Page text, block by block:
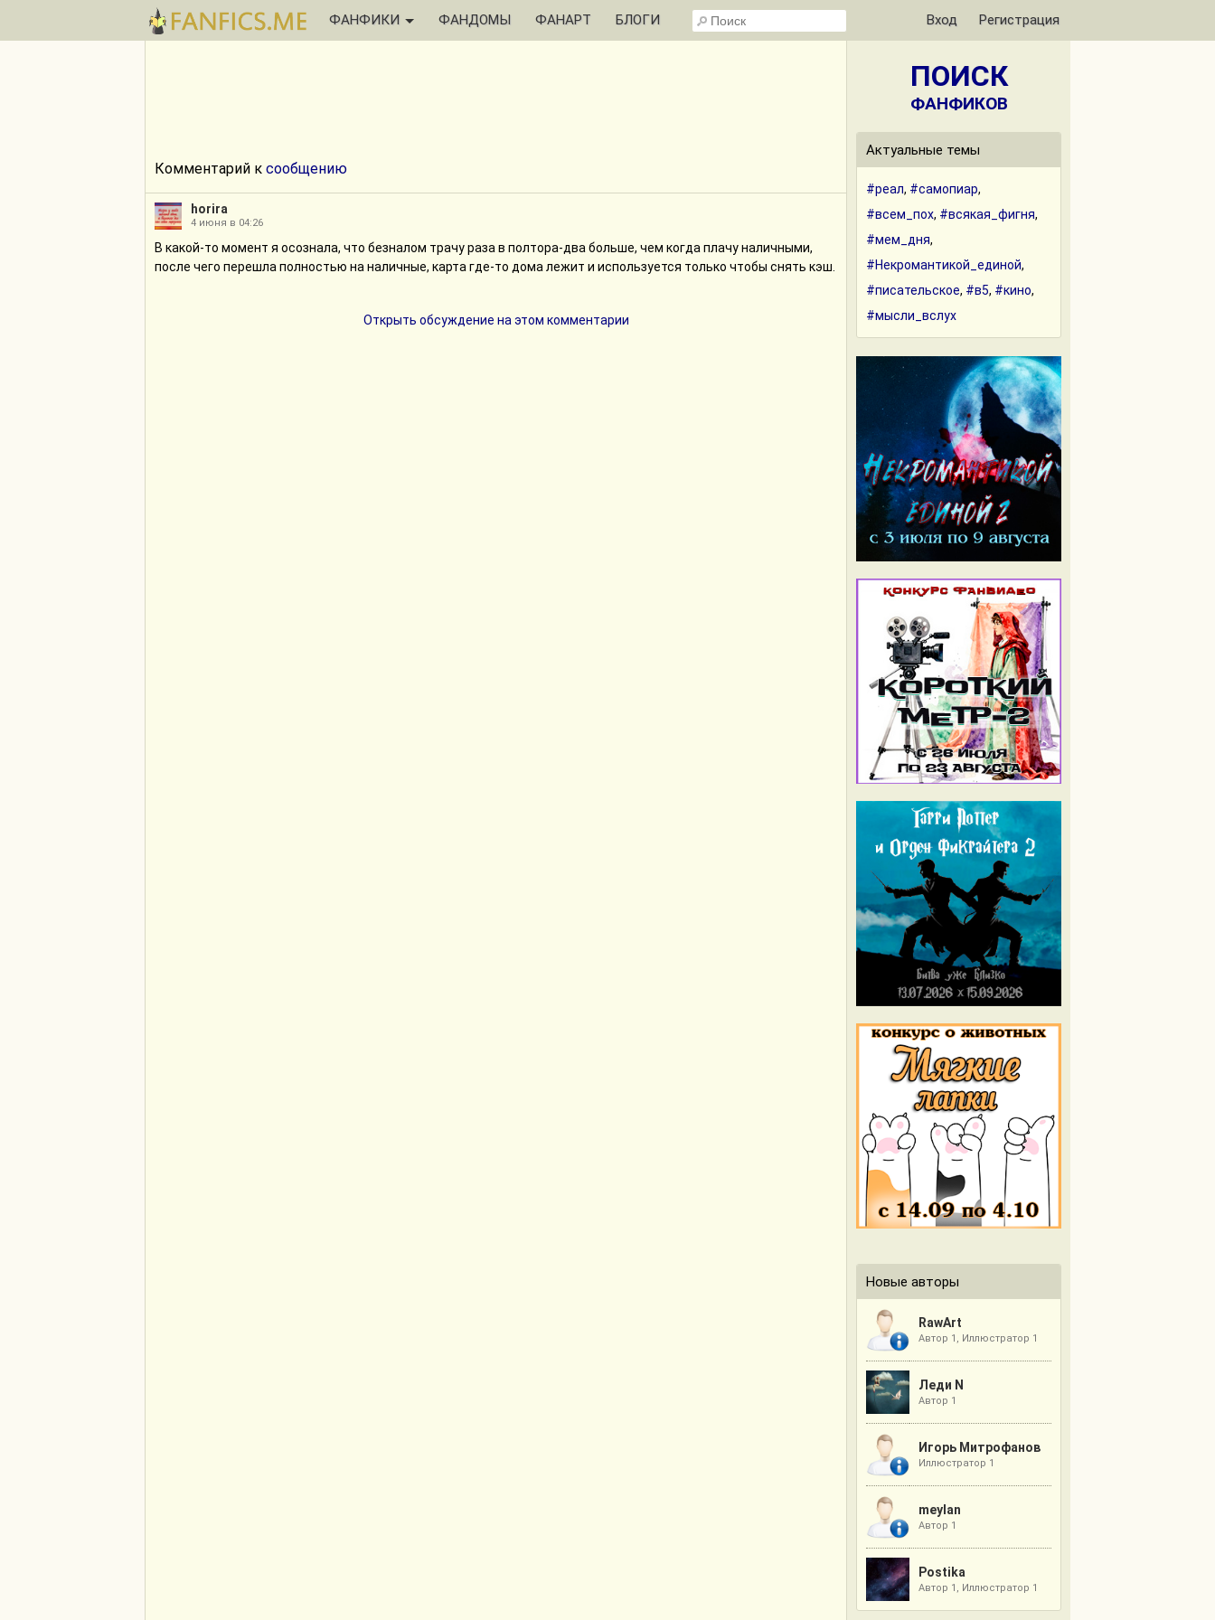
ФАНФИКИ ФАНДОМЫ ФАНАРТ БЛОГИ Вход Регистрация
Комментарий к сообщению
horira
4 июня в 04:26
В какой-то момент я осознала, что безналом трачу раза в полтора-два больше, чем когда плачу наличными,
после чего перешла полностью на наличные, карта где-то дома лежит и используется только чтобы снять кэш.
Открыть обсуждение на этом комментарии
ПОИСК
ФАНФИКОВ
Актуальные темы
#реал, #самопиар,
#всем_пох, #всякая_фигня,
#мем_дня,
#Некромантикой_единой,
#писательское, #в5, #кино,
#мысли_вслух
Новые авторы
RawArt
Автор 1, Иллюстратор 1
Леди N
Автор 1
Игорь Митрофанов
Иллюстратор 1
meylan
Автор 1
Postika
Автор 1, Иллюстратор 1